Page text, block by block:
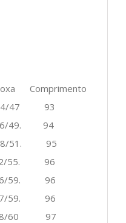
Comprimento
47 93
49. 94
51. 95
55. 96
59. 96
59. 96
60 97